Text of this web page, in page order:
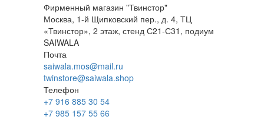
Фирменный магазин "Твинстор"
Москва, 1-й Щипковский пер., д. 4, ТЦ
«Твинстор», 2 этаж, стенд С21-С31, подиум
SAIWALA
Почта
saiwala.mos@mail.ru
twinstore@saiwala.shop
Телефон
+7 916 885 30 54
+7 985 157 55 66